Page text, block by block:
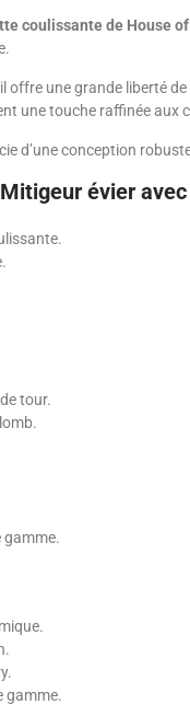
coulissante de House
offre une grande liberté
une touche raffinée aux
d’une conception
évier
tour.
gamme.
gamme.